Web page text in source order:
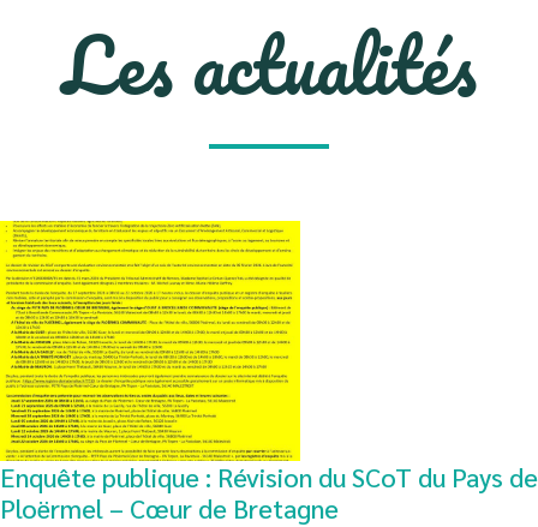
Les actualités
Enquête publique : Révision du SCoT du Pays de
Ploërmel – Cœur de Bretagne